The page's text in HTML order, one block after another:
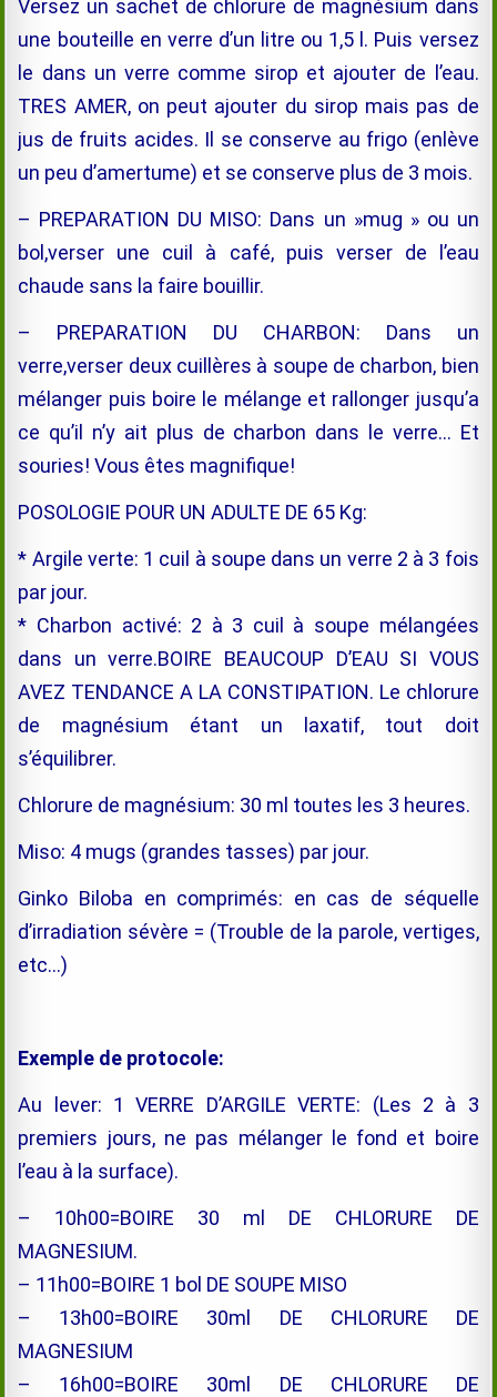
Versez un sachet de chlorure de magnésium dans
une bouteille en verre d’un litre ou 1,5 l. Puis versez
le dans un verre comme sirop et ajouter de l’eau.
TRES AMER, on peut ajouter du sirop mais pas de
jus de fruits acides. Il se conserve au frigo (enlève
un peu d’amertume) et se conserve plus de 3 mois.
– PREPARATION DU MISO: Dans un »mug » ou un
bol,verser une cuil à café, puis verser de l’eau
chaude sans la faire bouillir.
– PREPARATION DU CHARBON: Dans un
verre,verser deux cuillères à soupe de charbon, bien
mélanger puis boire le mélange et rallonger jusqu’a
ce qu’il n’y ait plus de charbon dans le verre… Et
souries! Vous êtes magnifique!
POSOLOGIE POUR UN ADULTE DE 65 Kg:
* Argile verte: 1 cuil à soupe dans un verre 2 à 3 fois
par jour.
* Charbon activé: 2 à 3 cuil à soupe mélangées
dans un verre.BOIRE BEAUCOUP D’EAU SI VOUS
AVEZ TENDANCE A LA CONSTIPATION. Le chlorure
de magnésium étant un laxatif, tout doit
s’équilibrer.
Chlorure de magnésium: 30 ml toutes les 3 heures.
Miso: 4 mugs (grandes tasses) par jour.
Ginko Biloba en comprimés: en cas de séquelle
d’irradiation sévère = (Trouble de la parole, vertiges,
etc…)
Exemple de protocole:
Au lever: 1 VERRE D’ARGILE VERTE: (Les 2 à 3
premiers jours, ne pas mélanger le fond et boire
l’eau à la surface).
– 10h00=BOIRE 30 ml DE CHLORURE DE
MAGNESIUM.
– 11h00=BOIRE 1 bol DE SOUPE MISO
– 13h00=BOIRE 30ml DE CHLORURE DE
MAGNESIUM
– 16h00=BOIRE 30ml DE CHLORURE DE